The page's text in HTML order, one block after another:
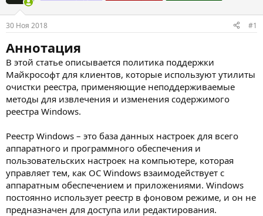
30 Ноя 2018 #1
Аннотация
В этой статье описывается политика поддержки
Майкрософт для клиентов, которые используют утилиты
очистки реестра, применяющие неподдерживаемые
методы для извлечения и изменения содержимого
реестра Windows.
Реестр Windows – это база данных настроек для всего
аппаратного и программного обеспечения и
пользовательских настроек на компьютере, которая
управляет тем, как ОС Windows взаимодействует с
аппаратным обеспечением и приложениями. Windows
постоянно использует реестр в фоновом режиме, и он не
предназначен для доступа или редактирования.